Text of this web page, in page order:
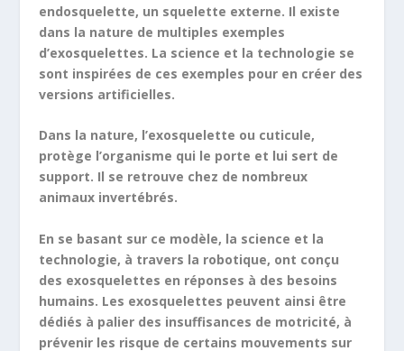
endosquelette, un squelette externe. Il existe
dans la nature de multiples exemples
d’exosquelettes. La science et la technologie se
sont inspirées de ces exemples pour en créer des
versions artificielles.
Dans la nature, l’exosquelette ou cuticule,
protège l’organisme qui le porte et lui sert de
support. Il se retrouve chez de nombreux
animaux invertébrés.
En se basant sur ce modèle, la science et la
technologie, à travers la robotique, ont conçu
des exosquelettes en réponses à des besoins
humains. Les exosquelettes peuvent ainsi être
dédiés à palier des insuffisances de motricité, à
prévenir les risque de certains mouvements sur